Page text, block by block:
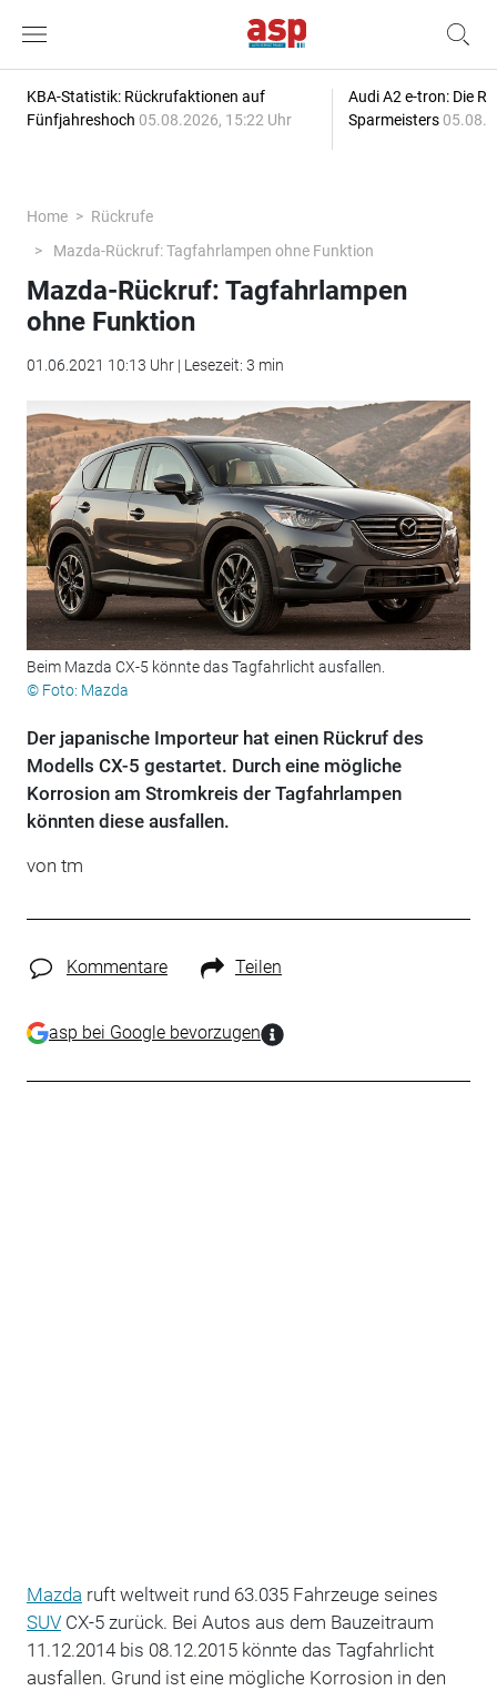
KBA-Statistik: Rückrufaktionen auf
Fünfjahreshoch 05.08.2026, 15:22 Uhr
Audi A2 e-tron: Die
Sparmeisters
Home
Rückrufe
Mazda-Rückruf: Tagfahrlampen ohne Funktion
Mazda-Rückruf: Tagfahrlampen
ohne Funktion
01.06.2021 10:13 Uhr | Lesezeit: 3 min
Beim Mazda CX-5 könnte das Tagfahrlicht ausfallen.
© Foto: Mazda
Der japanische Importeur hat einen Rückruf des
Modells CX-5 gestartet. Durch eine mögliche
Korrosion am Stromkreis der Tagfahrlampen
könnten diese ausfallen.
von tm
Kommentare Teilen
asp bei Google bevorzugen
Mazda ruft weltweit rund 63.035 Fahrzeuge seines
SUVCX-5 zurück. Bei Autos aus dem Bauzeitraum
11.12.2014 bis 08.12.2015 könnte das Tagfahrlicht
ausfallen. Grund ist eine mögliche Korrosion in den